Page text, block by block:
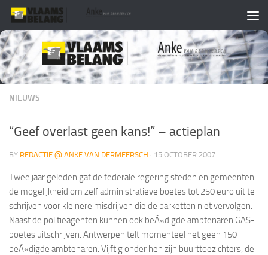
Skip to content
NIEUWS
“Geef overlast geen kans!” – actieplan
BY REDACTIE @ ANKE VAN DERMEERSCH · 15 OCTOBER 2007
Twee jaar geleden gaf de federale regering steden en gemeenten
de mogelijkheid om zelf administratieve boetes tot 250 euro uit te
schrijven voor kleinere misdrijven die de parketten niet vervolgen.
Naast de politieagenten kunnen ook beÃ«digde ambtenaren GAS-
boetes uitschrijven. Antwerpen telt momenteel net geen 150
beÃ«digde ambtenaren. Vijftig onder hen zijn buurttoezichters, de